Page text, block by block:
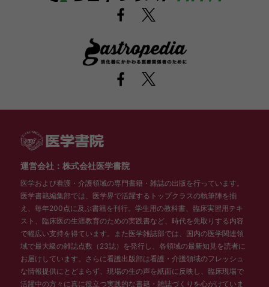
運営会社：株式会社医学書院
医学および看護・介護領域の専門書籍・雑誌の出版を行っています。
医学書籍編集部では、医学界で活躍するトップクラスの執筆陣を揃
え、毎年200点に及ぶ書籍を刊行。学生用の教科書、臨床実習用テキ
スト、臨床医の生涯教育のための実践書など、時代を先取りする内容
で幅広い支持を得ています。また医学雑誌部では、国内の医学関連領
域で最大級の雑誌点数（23誌）を発行し、各領域の最新知見を読者に
お届けしています。さらに看護出版部は看護・介護領域のフレッシュ
な情報提供にとどまらず、現場の生の声を紙面に反映し、臨床現場で
活躍中の方々に真に役立つ実践的な書籍・雑誌づくりを心がけていま